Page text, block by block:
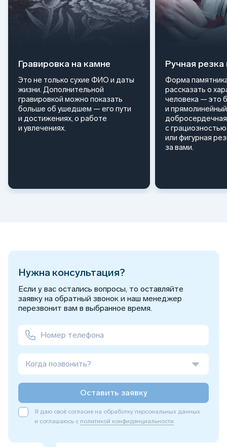
Гравировка на камне
Это не только сухие ФИО и даты
жизни. Дополнительной
гравировкой можно показать
больше об ушедшем — его пути
и достижениях, о работе
и увлечениях.
Ручная
Форма
рассказать о
человека — это
и
с
или фигурная
за вами.
Нужна консультация?
Если у вас остались вопросы, то оставляйте
заявку на обратный звонок и наш менеджер
перезвонит вам в выбранное время.
Когда позвонить?
Оставить заявку
Я даю своё согласие на обработку персональных данных
и соглашаюсь с политикой конфиденциальности